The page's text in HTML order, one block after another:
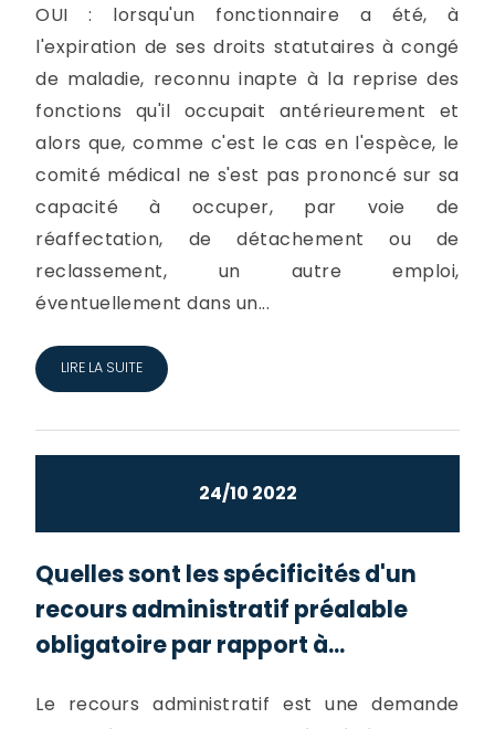
OUI : lorsqu'un fonctionnaire a été, à
l'expiration de ses droits statutaires à congé
de maladie, reconnu inapte à la reprise des
fonctions qu'il occupait antérieurement et
alors que, comme c'est le cas en l'espèce, le
comité médical ne s'est pas prononcé sur sa
capacité à occuper, par voie de
réaffectation, de détachement ou de
reclassement, un autre emploi,
éventuellement dans un...
LIRE LA SUITE
24/10 2022
Quelles sont les spécificités d'un
recours administratif préalable
obligatoire par rapport à...
Le recours administratif est une demande